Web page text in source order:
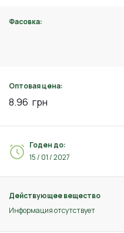
Фасовка:
Оптовая цена:
8.96 грн
Действующее вещество
Информация отсутствует
Годен до:
15 / 01 / 2027